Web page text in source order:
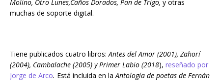
Molino, Otro Lunes,Caños Dorados, Pan de Trigo, y otras
muchas de soporte digital.
Tiene publicados cuatro libros:Antes del Amor (2001), Zahorí
(2004), Cambalache (2005) y Primer Labio (2018), reseñado por
Jorge de Arco. Está incluida en laAntología de poetas de Fernán